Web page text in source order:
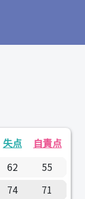
失点
自責点
62
55
74
71